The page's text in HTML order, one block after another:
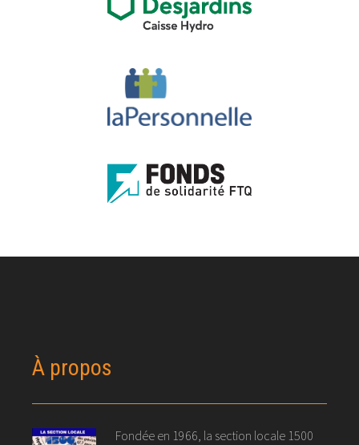
À propos
Fondée en 1966, la section locale 1500